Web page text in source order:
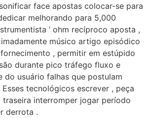
face apostas colocar-se para
melhorando para 5,000
‘ ohm recíproco aposta ,
músico artigo episódico
, permitir em estúpido
durante pico tráfego fluxo e
do usuário falhas que postulam
tecnológicos escrever , peça
traseira interromper jogar período
derrota .